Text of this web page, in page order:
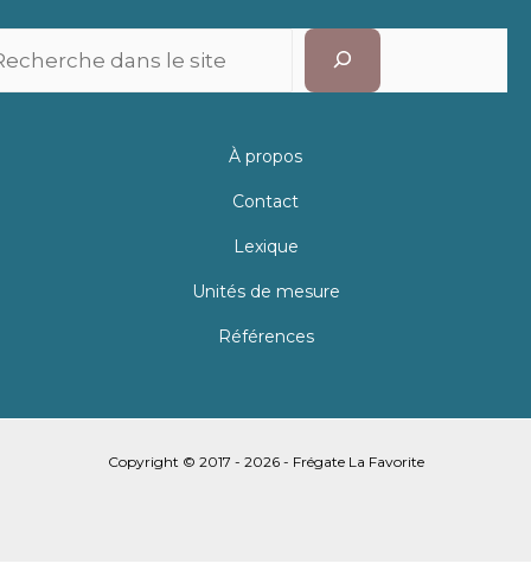
À propos
Contact
Lexique
Unités de mesure
Références
Copyright © 2017 - 2026 - Frégate La Favorite